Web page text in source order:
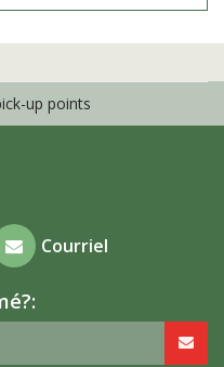
up points
Foire aux
questions
Courriel